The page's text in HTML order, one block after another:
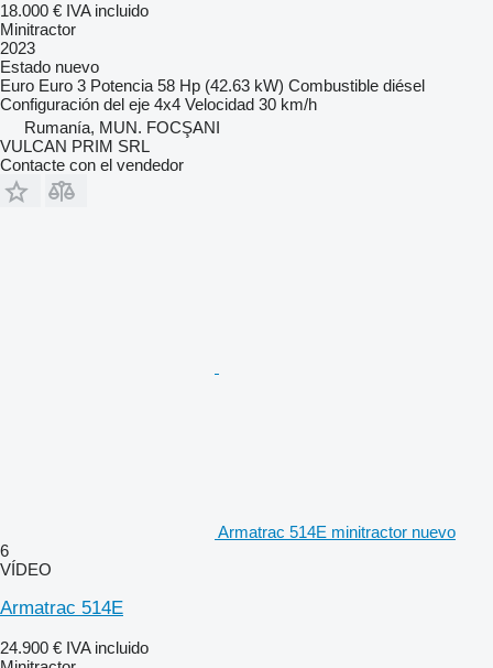
18.000 € IVA incluido
Minitractor
2023
Estado nuevo
Euro Euro 3 Potencia 58 Hp (42.63 kW) Combustible diésel
Configuración del eje 4x4 Velocidad 30 km/h
Rumanía, MUN. FOCŞANI
VULCAN PRIM SRL
Contacte con el vendedor
Armatrac 514E minitractor nuevo
6
VÍDEO
Armatrac 514E
24.900 € IVA incluido